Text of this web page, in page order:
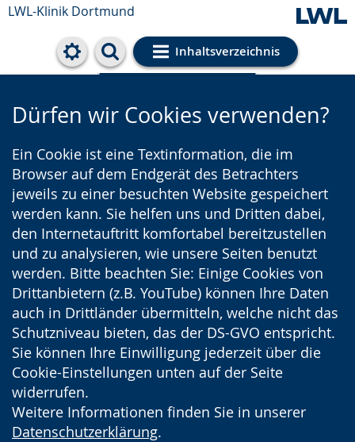
LWL-Klinik Dortmund
Inhaltsverzeichnis
Cookie-Einstellungen
Dürfen wir Cookies verwenden?
Ein Cookie ist eine Textinformation, die im
Browser auf dem Endgerät des Betrachters
jeweils zu einer besuchten Website gespeichert
werden kann. Sie helfen uns und Dritten dabei,
den Internetauftritt komfortabel bereitzustellen
und zu analysieren, wie unsere Seiten benutzt
werden. Bitte beachten Sie: Einige Cookies von
Drittanbietern (z.B. YouTube) können Ihre Daten
auch in Drittländer übermitteln, welche nicht das
Schutzniveau bieten, das der DS-GVO entspricht.
Sie können Ihre Einwilligung jederzeit über die
Cookie-Einstellungen unten auf der Seite
widerrufen.
Weitere Informationen finden Sie in unserer
Datenschutzerklärung.